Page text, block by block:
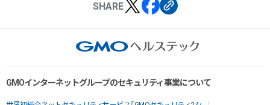
SHARE
GMOインターネットグループのセキュリティ事業について